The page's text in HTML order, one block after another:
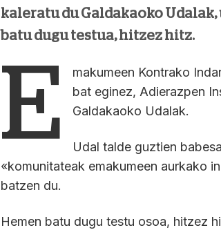
kaleratu du Galdakaoko
batu dugu testua, hitzez hitz.
E
makumeen Kontrako
bat eginez, Adierazpen
Galdakaoko Udalak.
Udal talde guztien
«komunitateak emakumeen aurkako
batzen du.
Hemen batu dugu testu osoa, hitzez